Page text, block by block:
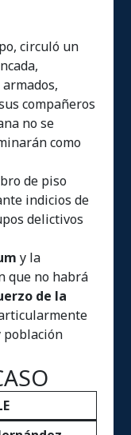
circuló un
compañeros
no se
como
de piso
indicios de
delictivos
y la
que no habrá
de la